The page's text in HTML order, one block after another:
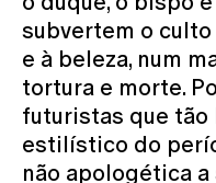
subvertem o
e à beleza, num
tortura e morte.
futuristas que tão
estilístico do
não apologética